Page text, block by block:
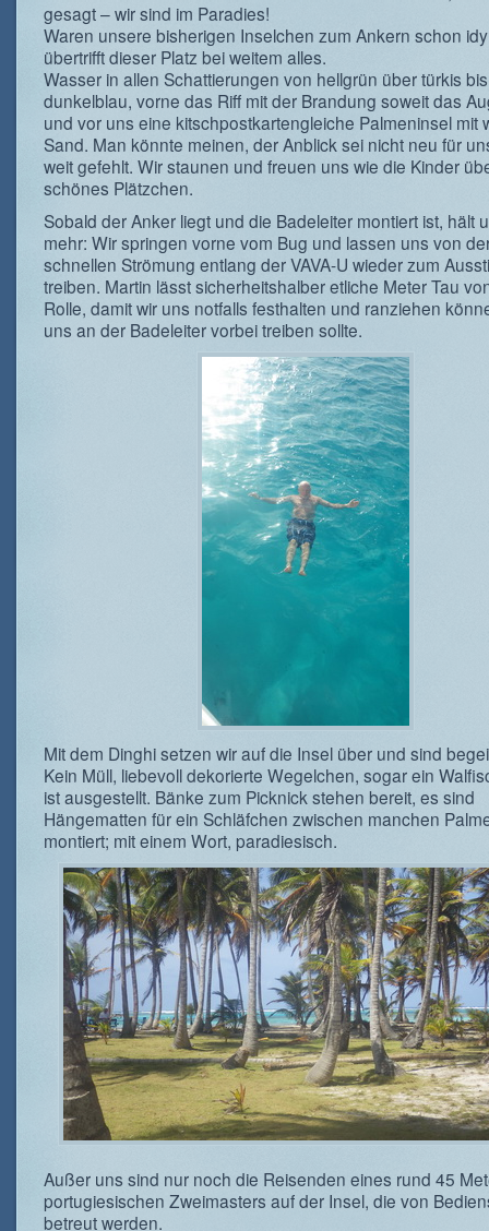
gesagt – wir sind im Paradies!
Waren unsere bisherigen Inselchen zum Ankern schon
übertrifft dieser Platz bei weitem alles.
Wasser in allen Schattierungen von hellgrün über türkis bis
dunkelblau, vorne das Riff mit der Brandung soweit das
und vor uns eine kitschpostkartengleiche Palmeninsel mit
Sand. Man könnte meinen, der Anblick sei nicht neu für
weit gefehlt. Wir staunen und freuen uns wie die Kinder
schönes Plätzchen.
Sobald der Anker liegt und die Badeleiter montiert ist, hält
mehr: Wir springen vorne vom Bug und lassen uns von
schnellen Strömung entlang der VAVA-U wieder zum
treiben. Martin lässt sicherheitshalber etliche Meter Tau
Rolle, damit wir uns notfalls festhalten und ranziehen
uns an der Badeleiter vorbei treiben sollte.
Mit dem Dinghi setzen wir auf die Insel über und sind
Kein Müll, liebevoll dekorierte Wegelchen, sogar ein
ist ausgestellt. Bänke zum Picknick stehen bereit, es sind
Hängematten für ein Schläfchen zwischen manchen
montiert; mit einem Wort, paradiesisch.
Außer uns sind nur noch die Reisenden eines rund 45
portugiesischen Zweimasters auf der Insel, die von
betreut werden.